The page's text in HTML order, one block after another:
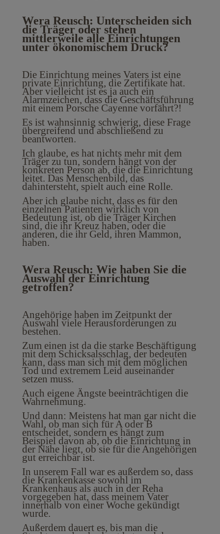
Wera Reusch: Unterscheiden sich
die Träger oder stehen
mittlerweile alle Einrichtungen
unter ökonomischem Druck?
Die Einrichtung meines Vaters ist eine
private Einrichtung, die Zertifikate hat.
Aber vielleicht ist es ja auch ein
Alarmzeichen, dass die Geschäftsführung
mit einem Porsche Cayenne vorfährt?!
Es ist wahnsinnig schwierig, diese Frage
übergreifend und abschließend zu
beantworten.
Ich glaube, es hat nichts mehr mit dem
Träger zu tun, sondern hängt von der
konkreten Person ab, die die Einrichtung
leitet. Das Menschenbild, das
dahintersteht, spielt auch eine Rolle.
Aber ich glaube nicht, dass es für den
einzelnen Patienten wirklich von
Bedeutung ist, ob die Träger Kirchen
sind, die ihr Kreuz haben, oder die
anderen, die ihr Geld, ihren Mammon,
haben.
Wera Reusch: Wie haben Sie die
Auswahl der Einrichtung
getroffen?
Angehörige haben im Zeitpunkt der
Auswahl viele Herausforderungen zu
bestehen.
Zum einen ist da die starke Beschäftigung
mit dem Schicksalsschlag, der bedeuten
kann, dass man sich mit dem möglichen
Tod und extremem Leid auseinander
setzen muss.
Auch eigene Ängste beeinträchtigen die
Wahrnehmung.
Und dann: Meistens hat man gar nicht die
Wahl, ob man sich für A oder B
entscheidet, sondern es hängt zum
Beispiel davon ab, ob die Einrichtung in
der Nähe liegt, ob sie für die Angehörigen
gut erreichbar ist.
In unserem Fall war es außerdem so, dass
die Krankenkasse sowohl im
Krankenhaus als auch in der Reha
vorgegeben hat, dass meinem Vater
innerhalb von einer Woche gekündigt
wurde.
Außerdem dauert es, bis man die